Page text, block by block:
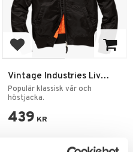
Add to favorites
Vintage Industries Liv
Dam Jacka
Populär klassisk vår och
höstjacka.
439 KR